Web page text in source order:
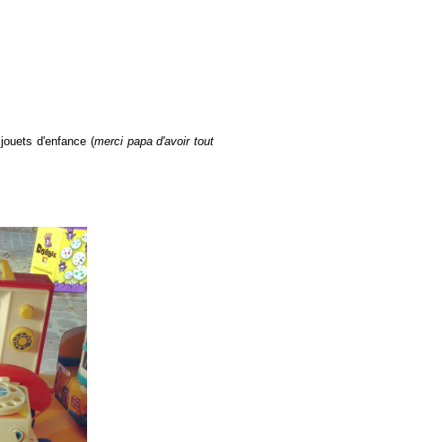
d'enfance (merci papa d'avoir tout